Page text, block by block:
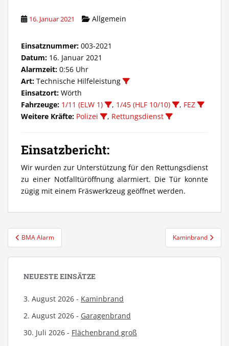
16. Januar 2021 Allgemein
Einsatznummer: 003-2021
Datum: 16. Januar 2021
Alarmzeit: 0:56 Uhr
Art: Technische Hilfeleistung
Einsatzort: Wörth
Fahrzeuge: 1/11 (ELW 1) , 1/45 (HLF 10/10) , FEZ
Weitere Kräfte: Polizei , Rettungsdienst
Einsatzbericht:
Wir wurden zur Unterstützung für den Rettungsdienst
zu einer Notfalltüröffnung alarmiert. Die Tür konnte
zügig mit einem Fräswerkzeug geöffnet werden.
Beitragsnavigation
BMA Alarm Kaminbrand
NEUESTE EINSÄTZE
3. August 2026 - Kaminbrand
2. August 2026 - Garagenbrand
30. Juli 2026 - Flächenbrand groß